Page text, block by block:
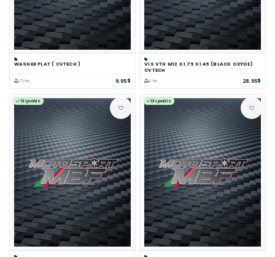
WASHER PLAT ( CVTECH )
15 inv. 9.95$
VIS VTH M12 X 1.75 X 145 (BLACK OXYDE)
CVTECH
4 inv. 28.95$
Disponible Disponible